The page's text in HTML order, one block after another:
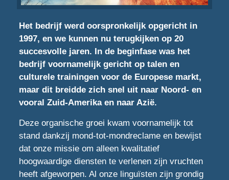
Het bedrijf werd oorspronkelijk opgericht in
1997, en we kunnen nu terugkijken op 20
succesvolle jaren. In de beginfase was het
bedrijf voornamelijk gericht op talen en
culturele trainingen voor de Europese markt,
maar dit breidde zich snel uit naar Noord- en
vooral Zuid-Amerika en naar Azië.
Deze organische groei kwam voornamelijk tot
stand dankzij mond-tot-mondreclame en bewijst
dat onze missie om alleen kwalitatief
hoogwaardige diensten te verlenen zijn vruchten
heeft afgeworpen. Al onze linguïsten zijn grondig